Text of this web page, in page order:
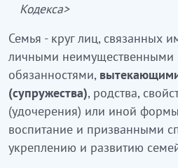
Кодекса>
Семья - круг лиц, связанных
личными неимущественными
обязанностями,
(супружества), родства,
(удочерения) или иной
воспитание и призванными
укреплению и развитию